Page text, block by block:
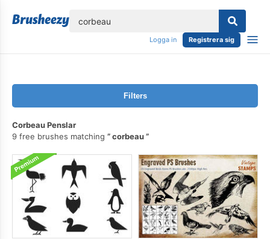
Logga in Registrera sig
Filters
Corbeau Penslar
9 free brushes matching
corbeau